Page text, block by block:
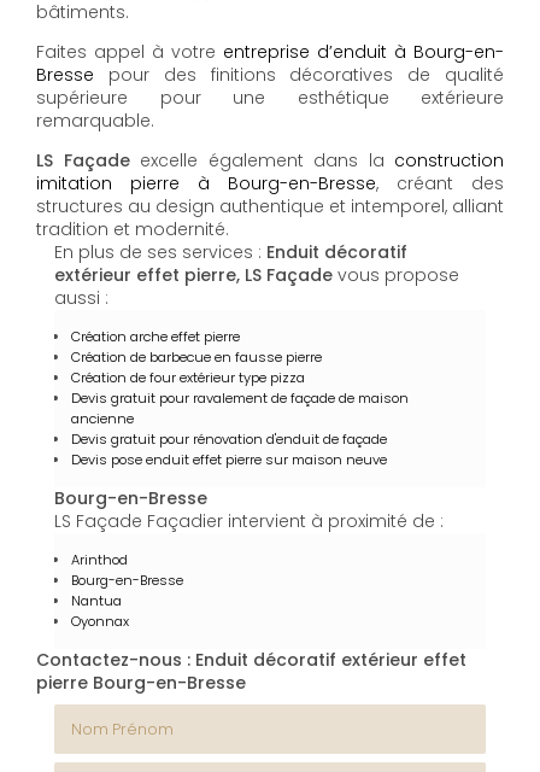
bâtiments.
Faites appel à votre entreprise d’enduit à Bourg-en-
Bresse pour des finitions décoratives de qualité
supérieure pour une esthétique extérieure
remarquable.
LS Façadeexcelle également dans la construction
imitation pierre à Bourg-en-Bresse, créant des
structures au design authentique et intemporel, alliant
tradition et modernité.
En plus de ses services : Enduit décoratif
extérieur effet pierre, LS Façade vous propose
aussi :
Création arche effet pierre
Création de barbecue en fausse pierre
Création de four extérieur type pizza
Devis gratuit pour ravalement de façade de maison
ancienne
Devis gratuit pour rénovation d'enduit de façade
Devis pose enduit effet pierre sur maison neuve
Bourg-en-Bresse
LS Façade Façadier intervient à proximité de :
Arinthod
Bourg-en-Bresse
Nantua
Oyonnax
Contactez-nous : Enduit décoratif extérieur effet
pierre Bourg-en-Bresse